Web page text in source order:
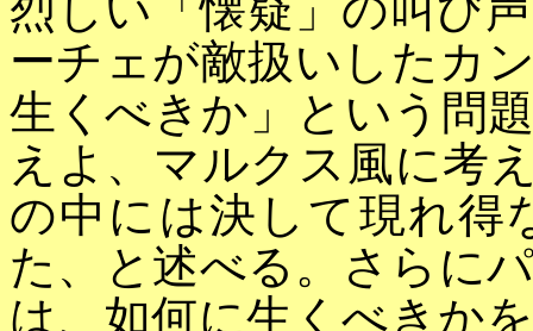
ーチェが敵扱いしたカ
生くべきか」という問
えよ、マルクス風に考
の中には決して現れ得
た、と述べる。さらに
は、如何に生くべきか